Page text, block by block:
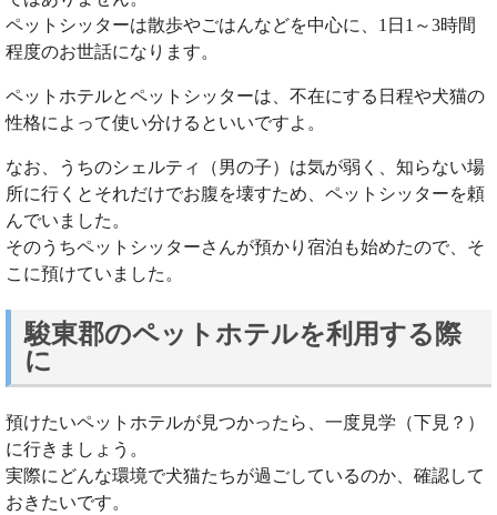
ペットシッターは散歩やごはんなどを中心に、1日1～3時間
程度のお世話になります。
ペットホテルとペットシッターは、不在にする日程や犬猫の
性格によって使い分けるといいですよ。
なお、うちのシェルティ（男の子）は気が弱く、知らない場
所に行くとそれだけでお腹を壊すため、ペットシッターを頼
んでいました。
そのうちペットシッターさんが預かり宿泊も始めたので、そ
こに預けていました。
駿東郡のペットホテルを利用する際
に
預けたいペットホテルが見つかったら、一度見学（下見？）
に行きましょう。
実際にどんな環境で犬猫たちが過ごしているのか、確認して
おきたいです。